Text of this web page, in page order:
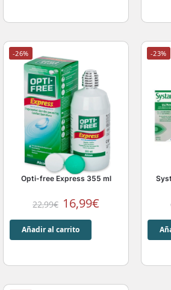
-26%
Opti-free Express 355 ml
22,99€ 16,99€
Añadir al carrito
-23%